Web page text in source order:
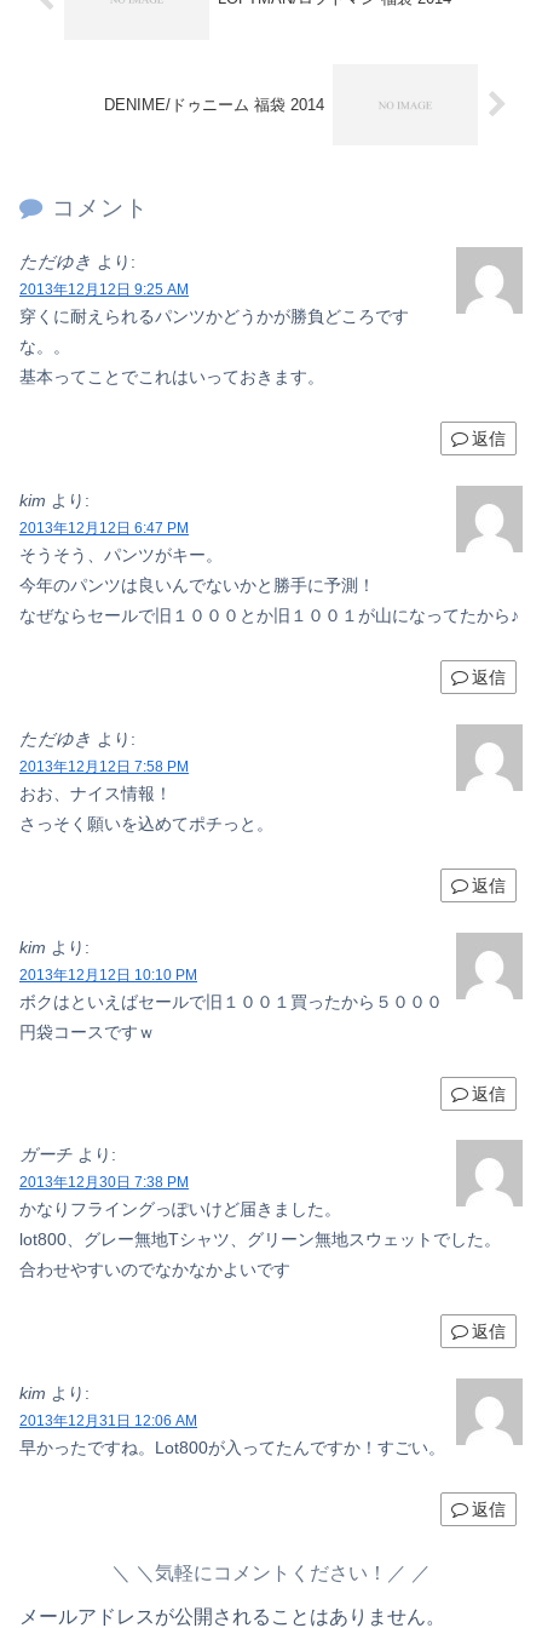
DENIME/ドゥニーム 福袋 2014
コメント
ただゆき より:
2013年12月12日 9:25 AM
穿くに耐えられるパンツかどうかが勝負どころです
な。。
基本ってことでこれはいっておきます。
返信
kim より:
2013年12月12日 6:47 PM
そうそう、パンツがキー。
今年のパンツは良いんでないかと勝手に予測！
なぜならセールで旧１０００とか旧１００１が山になってたから♪
返信
ただゆき より:
2013年12月12日 7:58 PM
おお、ナイス情報！
さっそく願いを込めてポチっと。
返信
kim より:
2013年12月12日 10:10 PM
ボクはといえばセールで旧１００１買ったから５０００
円袋コースですｗ
返信
ガーチ より:
2013年12月30日 7:38 PM
かなりフライングっぽいけど届きました。
lot800、グレー無地Tシャツ、グリーン無地スウェットでした。
合わせやすいのでなかなかよいです
返信
kim より:
2013年12月31日 12:06 AM
早かったですね。Lot800が入ってたんですか！すごい。
返信
＼気軽にコメントください！／
メールアドレスが公開されることはありません。